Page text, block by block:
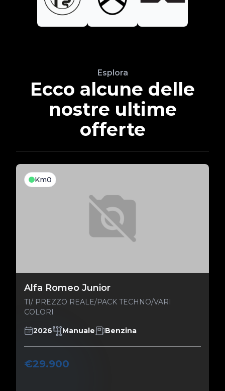
Esplora
Ecco alcune delle
nostre ultime
offerte
Km0
Alfa Romeo Junior
TI/ PREZZO REALE/PACK TECHNO/VARI
COLORI
2026 Manuale Benzina
€29.900